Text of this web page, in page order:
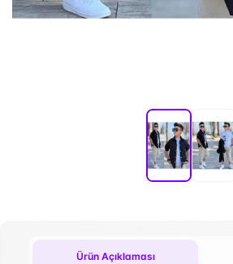
Ürün Açıklaması